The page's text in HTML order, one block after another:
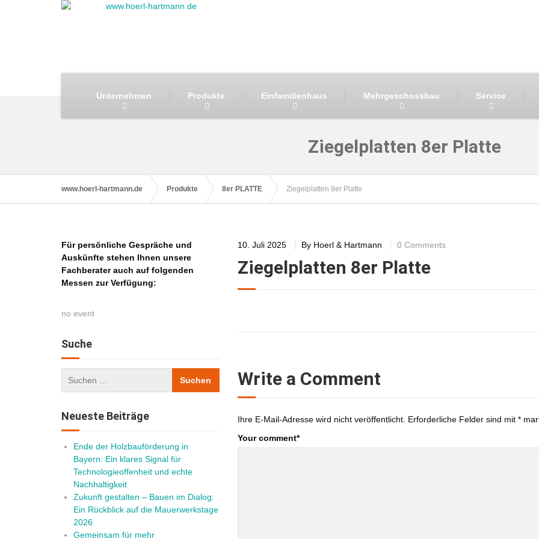
Unternehmen Produkte Einfamilienhaus Mehrgeschossbau Service
Ziegelplatten 8er Platte
www.hoerl-hartmann.de Produkte 8er PLATTE Ziegelplatten 8er Platte
10. Juli 2025 By Hoerl & Hartmann 0 Comments
Ziegelplatten 8er Platte
Write a Comment
Ihre E-Mail-Adresse wird nicht veröffentlicht. Erforderliche Felder sind mit *
Your comment*
Für persönliche Gespräche und
Auskünfte stehen Ihnen unsere
Fachberater auch auf folgenden
Messen zur Verfügung:
no event
Suche
Neueste Beiträge
Ende der Holzbauförderung in
Bayern: Ein klares Signal für
Technologieoffenheit und echte
Nachhaltigkeit
Zukunft gestalten – Bauen im Dialog:
Ein Rückblick auf die Mauerwerkstage
2026
Gemeinsam für mehr